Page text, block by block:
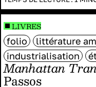
Manhattan
Passos
folio littérature
industrialisation
LIVRES